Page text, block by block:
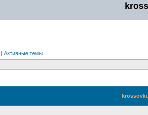
| Активные темы